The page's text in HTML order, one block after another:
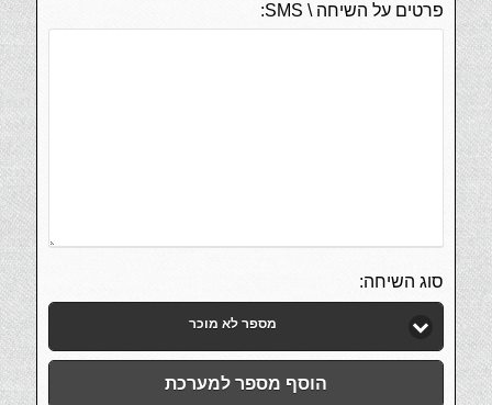
פרטים על השיחה \ SMS:
סוג השיחה:
מספר לא מוכר
הוסף מספר למערכת